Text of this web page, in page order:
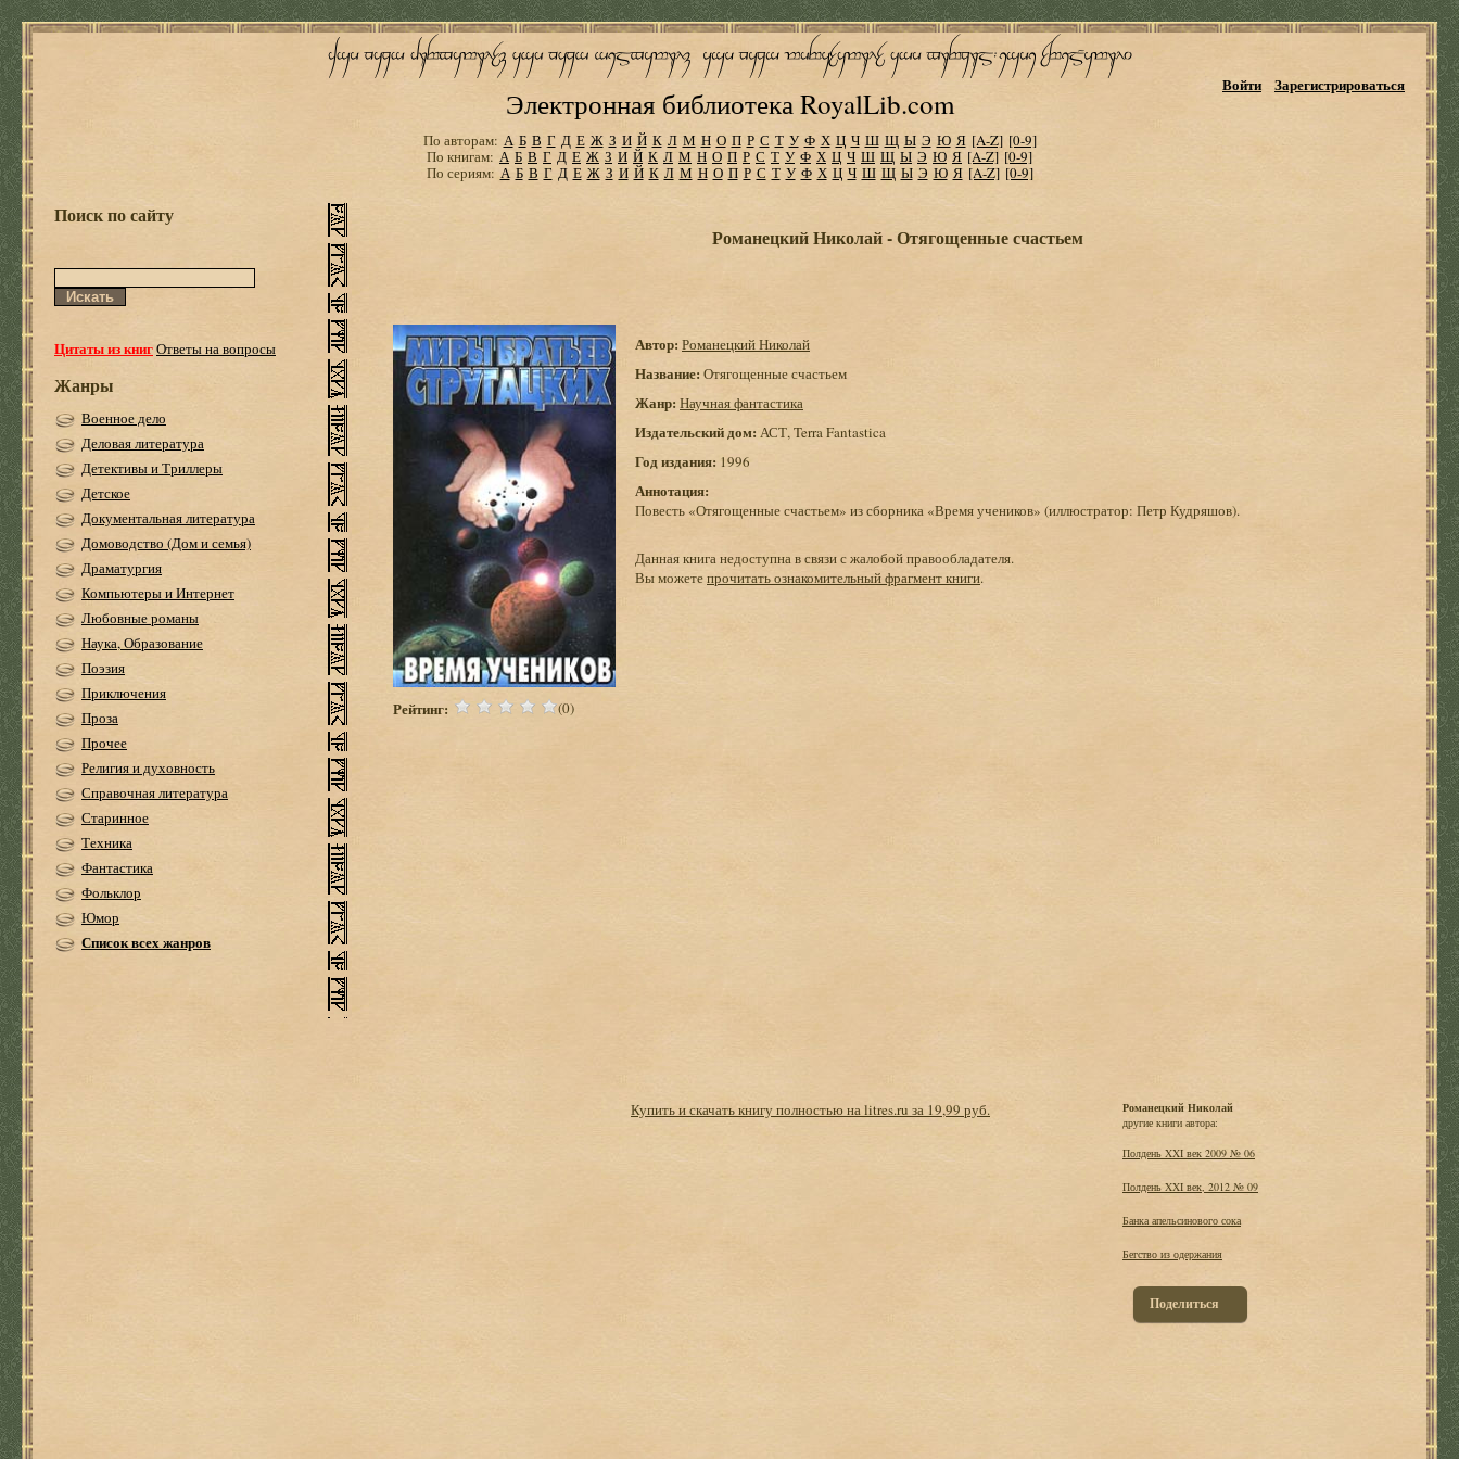
Электронная библиотека RoyalLib.com
Войти Зарегистрироваться
По авторам: А Б В Г Д Е Ж З И Й К Л М Н О П Р С Т У Ф Х Ц Ч Ш Щ Ы Э Ю Я [A-Z] [0-9]
По книгам: А Б В Г Д Е Ж З И Й К Л М Н О П Р С Т У Ф Х Ц Ч Ш Щ Ы Э Ю Я [A-Z] [0-9]
По сериям: А Б В Г Д Е Ж З И Й К Л М Н О П Р С Т У Ф Х Ц Ч Ш Щ Ы Э Ю Я [A-Z] [0-9]
Поиск по сайту
Цитаты из книгОтветы на вопросы
Жанры
Военное дело
Деловая литература
Детективы и Триллеры
Детское
Документальная литература
Домоводство (Дом и семья)
Драматургия
Компьютеры и Интернет
Любовные романы
Наука, Образование
Поэзия
Приключения
Проза
Прочее
Религия и духовность
Справочная литература
Старинное
Техника
Фантастика
Фольклор
Юмор
Список всех жанров
Романецкий Николай - Отягощенные счастьем
Рейтинг: (0)
Автор: Романецкий Николай
Название: Отягощенные счастьем
Жанр: Научная фантастика
Издательский дом: АСТ, Terra Fantastica
Год издания: 1996
Аннотация:
Повесть «Отягощенные счастьем» из сборника «Время учеников» (иллюстратор: Петр Кудряшов).
Данная книга недоступна в связи с жалобой правообладателя.
Вы можетепрочитать ознакомительный фрагмент книги.
Купить и скачать книгу полностью на litres.ru за 19,99 руб.
Романецкий Николай
другие книги автора:
Полдень XXI век 2009 № 06
Полдень XXI век, 2012 № 09
Банка апельсинового сока
Бегство из одержания
Поделиться